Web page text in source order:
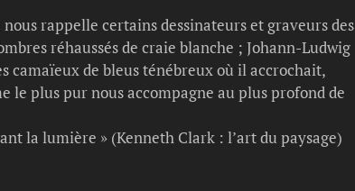
rappelle certains dessinateurs et graveurs des
réhaussés de craie blanche ; Johann-Ludwig
camaïeux de bleus ténébreux où il accrochait,
le plus pur nous accompagne au plus profond de
la lumière » (Kenneth Clark : l’art du paysage)